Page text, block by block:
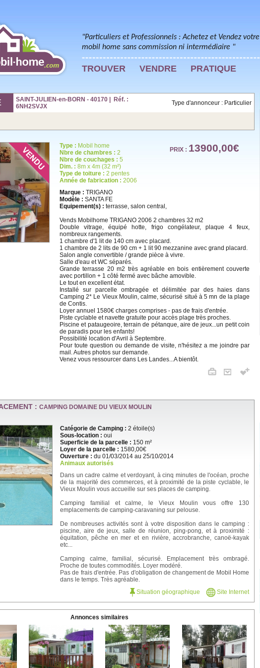
"Particuliers et Professionnels : Achetez et Vendez votre
mobil home sans commission ni intermédiaire "
TROUVER VENDRE PRATIQUE
SAINT-JULIEN-en-BORN - 40170 | Réf. :
6NH2SVJX
Type d'annonceur : Particulier
Type : Mobil home
Nbre de chambres : 2
Nbre de couchages : 5
Dim. : 8m x 4m (32 m²)
Type de toiture : 2 pentes
Année de fabrication : 2006
PRIX : 13900,00€
Marque : TRIGANO
Modèle : SANTA FE
Equipement(s) : terrasse, salon central,
Vends Mobilhome TRIGANO 2006 2 chambres 32 m2
Double vitrage, équipé hotte, frigo congélateur, plaque 4 feux,
nombreux rangements.
1 chambre d'1 lit de 140 cm avec placard.
1 chambre de 2 lits de 90 cm + 1 lit 90 mezzanine avec grand placard.
Salon angle convertible / grande pièce à vivre.
Salle d'eau et WC séparés.
Grande terrasse 20 m2 très agréable en bois entièrement couverte
avec portillon + 1 côté fermé avec bâche amovible.
Le tout en excellent état.
Installé sur parcelle ombragée et délimitée par des haies dans
Camping 2* Le Vieux Moulin, calme, sécurisé situé à 5 mn de la plage
de Contis.
Loyer annuel 1580€ charges comprises - pas de frais d'entrée.
Piste cyclable et navette gratuite pour accès plage très proches.
Piscine et pataugeoire, terrain de pétanque, aire de jeux...un petit coin
de paradis pour les enfants!
Possibilité location d'Avril à Septembre.
Pour toute question ou demande de visite, n'hésitez a me joindre par
mail. Autres photos sur demande.
Venez vous ressourcer dans Les Landes...A bientôt.
: CAMPING DOMAINE DU VIEUX MOULIN
Catégorie de Camping : 2 étoile(s)
Sous-location : oui
Superficie de la parcelle : 150 m²
Loyer de la parcelle : 1580,00€
Ouverture : du 01/03/2014 au 25/10/2014
Animaux autorisés
Dans un cadre calme et verdoyant, à cinq minutes de l'océan, proche
de la majorité des commerces, et à proximité de la piste cyclable, le
Vieux Moulin vous accueille sur ses places de camping.
Camping familial et calme, le Vieux Moulin vous offre 130
emplacements de camping-caravaning sur pelouse.
De nombreuses activités sont à votre disposition dans le camping :
piscine, aire de jeux, salle de réunion, ping-pong, et à proximité :
équitation, pêche en mer et en rivière, accrobranche, canoë-kayak
etc...
Camping calme, familial, sécurisé. Emplacement très ombragé.
Proche de toutes commodités. Loyer modéré.
Pas de frais d'entrée. Pas d'obligation de changement de Mobil Home
dans le temps. Très agréable.
Situation géographique
Site Internet
Annonces similaires